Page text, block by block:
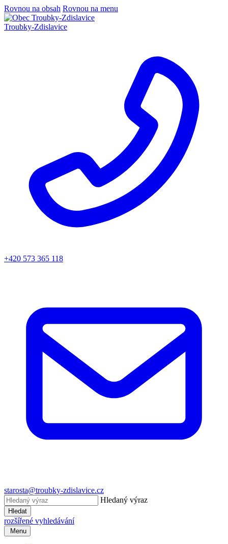
Rovnou na obsah Rovnou na menu
Troubky-Zdislavice
+420 573 365 118
starosta@troubky-zdislavice.cz
Hledaný výraz
Hledat
rozšířené vyhledávání
Menu